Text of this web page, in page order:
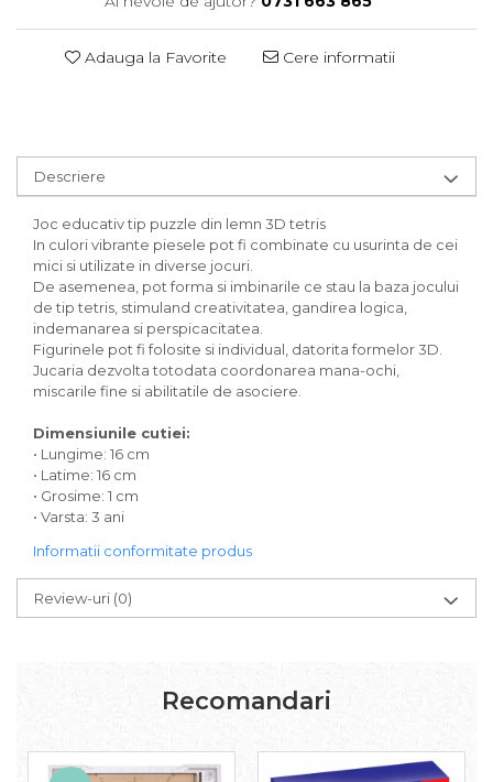
Adauga la Favorite Cere informatii
Descriere
Joc educativ tip puzzle din lemn 3D tetris
In culori vibrante piesele pot fi combinate cu usurinta de cei
mici si utilizate in diverse jocuri.
De asemenea, pot forma si imbinarile ce stau la baza jocului
de tip tetris, stimuland creativitatea, gandirea logica,
indemanarea si perspicacitatea.
Figurinele pot fi folosite si individual, datorita formelor 3D.
Jucaria dezvolta totodata coordonarea mana-ochi,
miscarile fine si abilitatile de asociere.
Dimensiunile cutiei:
• Lungime: 16 cm
• Latime: 16 cm
• Grosime: 1 cm
• Varsta: 3 ani
Informatii conformitate produs
Review-uri (0)
Recomandari